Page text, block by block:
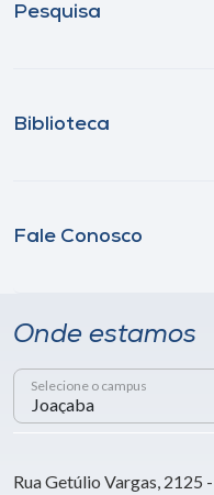
Pesquisa
Biblioteca
Fale Conosco
Onde estamos
Selecione o campus
Rua Getúlio Vargas, 2125